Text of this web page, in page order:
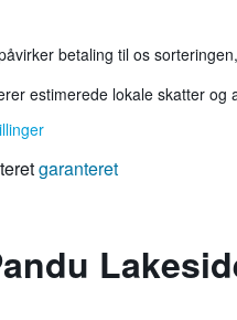
betaling til os
estimerede lokale skatter og
garanteret